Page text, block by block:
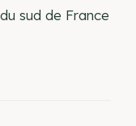
sud de France